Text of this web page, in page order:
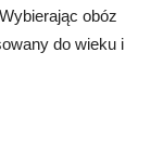
obóz
do wieku i